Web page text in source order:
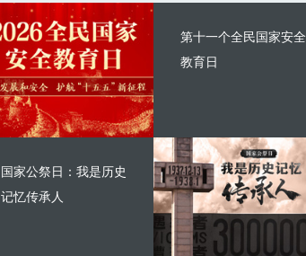
第十一个全民国家安全
教育日
国家公祭日：我是历史
记忆传承人